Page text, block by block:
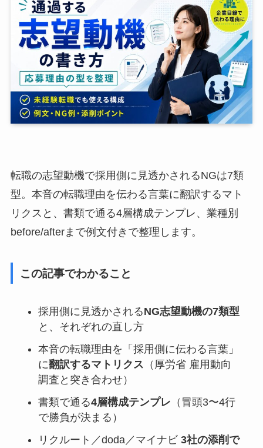
転職の志望動機で採用側に見透かされるNGは7類
型。本音の転職理由を伝わる言葉に翻訳するマト
リクスと、書類で通る4層構成テンプレ、業種別
before/afterまで例文付きで整理します。
この記事でわかること
採用側に見透かされるNG志望動機の7類型
と、それぞれの直し方
本音の転職理由を「採用側に伝わる言葉」
に翻訳するマトリクス （厚労省 雇用動向
調査と突き合わせ）
書類で通る4層構成テンプレ （冒頭3〜4行
で勝負が決まる）
リクルート／doda／マイナビ 3社の添削で